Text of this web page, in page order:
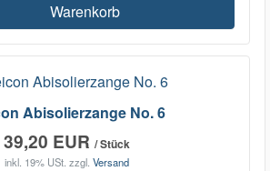
Warenkorb
Abisolierzange No. 6
39,20 EUR / Stück
inkl. 19% USt. zzgl. Versand